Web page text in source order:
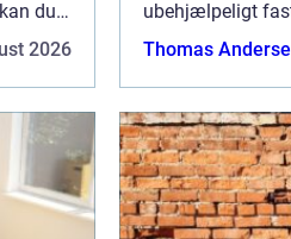
du
2026
ubehjælpeligt
godt få brug for
Thomas